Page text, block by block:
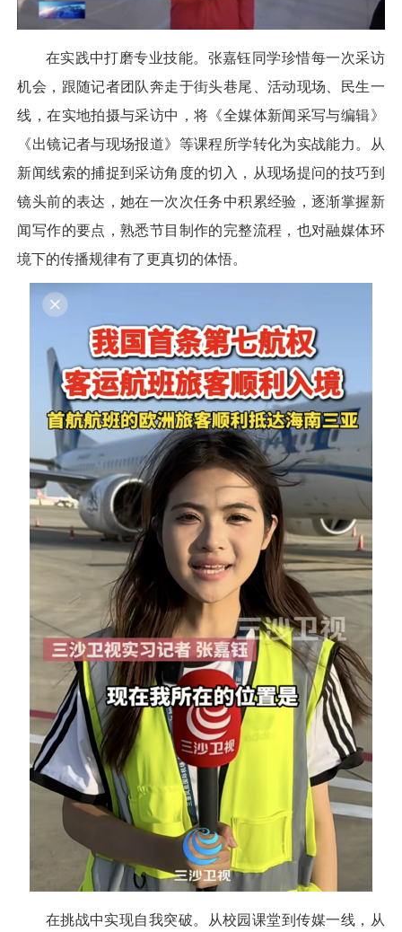
在实践中打磨专业技能。张嘉钰同学珍惜每一次采访
机会，跟随记者团队奔走于街头巷尾、活动现场、民生一
线，在实地拍摄与采访中，将《全媒体新闻采写与编辑》
《出镜记者与现场报道》等课程所学转化为实战能力。从
新闻线索的捕捉到采访角度的切入，从现场提问的技巧到
镜头前的表达，她在一次次任务中积累经验，逐渐掌握新
闻写作的要点，熟悉节目制作的完整流程，也对融媒体环
境下的传播规律有了更真切的体悟。
在挑战中实现自我突破。从校园课堂到传媒一线，从